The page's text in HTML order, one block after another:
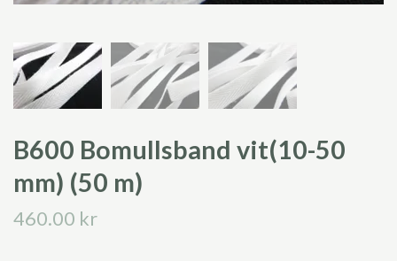
B600 Bomullsband vit(10-50
mm) (50 m)
460.00 kr